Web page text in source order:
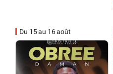
Du 15 au 16 août